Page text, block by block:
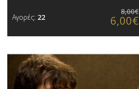
Αγορές: 22
8,00€
6,00€